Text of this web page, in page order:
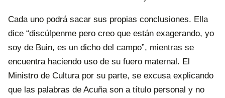
Cada uno podrá sacar sus propias conclusiones. Ella
dice “discúlpenme pero creo que están exagerando, yo
soy de Buin, es un dicho del campo”, mientras se
encuentra haciendo uso de su fuero maternal. El
Ministro de Cultura por su parte, se excusa explicando
que las palabras de Acuña son a título personal y no